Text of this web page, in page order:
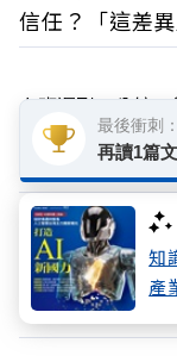
知
產
信任？「這差
上班遲到一分鐘
解答：雇主「這
為什麼結婚多年
解析背後真相
最後衝刺
再讀1篇